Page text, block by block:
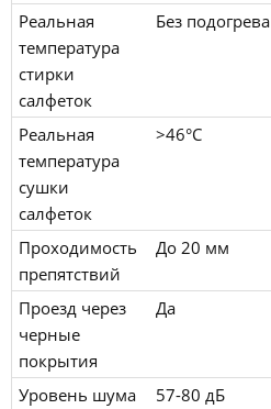
Реальная
температура
стирки
салфеток
Без подогрева
Реальная
температура
сушки
салфеток
>46°C
Проходимость
препятствий
До 20 мм
Проезд через
черные
покрытия
Да
Уровень шума
57-80 дБ